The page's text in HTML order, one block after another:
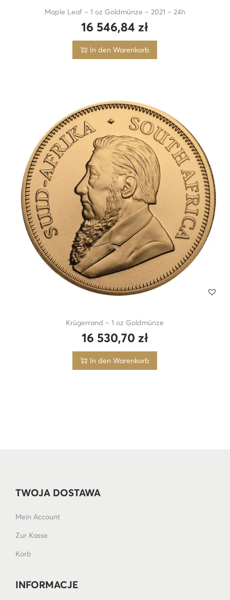
Maple Leaf – 1 oz Goldmünze – 2021 – 24h
16 546,84zł
In den Warenkorb
Krügerrand – 1 oz Goldmünze
16 530,70 zł
In den Warenkorb
TWOJA DOSTAWA
Mein Account
Zur Kasse
Korb
INFORMACJE